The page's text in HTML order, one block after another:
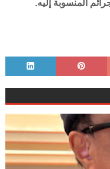
المنسوبة إليه.